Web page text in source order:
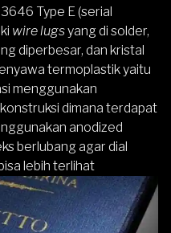
Type E (serial
wire lugsyang di solder,
diperbesar, dan kristal
termoplastik yaitu
menggunakan
dimana terdapat
anodized
berlubang agar dial
lebih terlihat